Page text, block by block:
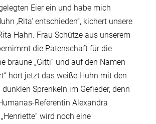
Eier ein und habe mich
‚Rita‘ entschieden“, kichert unsere
Hahn. Frau Schütze aus unserem
die Patenschaft für die
braune „Gitti“ und auf den Namen
hört jetzt das weiße Huhn mit den
Sprenkeln im Gefieder, denn
Referentin Alexandra
wird noch eine